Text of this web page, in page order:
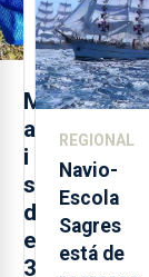
M
a
i
s
d
e
3
São
Sebastião
e cria 30
postos de
REGIONAL
Navio-
Escola
Sagres
está de